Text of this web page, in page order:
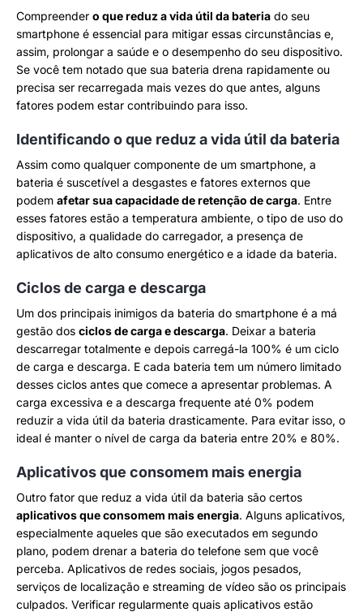
Compreender o que reduz a vida útil da bateria do seu
smartphone é essencial para mitigar essas circunstâncias e,
assim, prolongar a saúde e o desempenho do seu dispositivo.
Se você tem notado que sua bateria drena rapidamente ou
precisa ser recarregada mais vezes do que antes, alguns
fatores podem estar contribuindo para isso.
Identificando o que reduz a vida útil da bateria
Assim como qualquer componente de um smartphone, a
bateria é suscetível a desgastes e fatores externos que
podem afetar sua capacidade de retenção de carga. Entre
esses fatores estão a temperatura ambiente, o tipo de uso do
dispositivo, a qualidade do carregador, a presença de
aplicativos de alto consumo energético e a idade da bateria.
Ciclos de carga e descarga
Um dos principais inimigos da bateria do smartphone é a má
gestão dos ciclos de carga e descarga. Deixar a bateria
descarregar totalmente e depois carregá-la 100% é um ciclo
de carga e descarga. E cada bateria tem um número limitado
desses ciclos antes que comece a apresentar problemas. A
carga excessiva e a descarga frequente até 0% podem
reduzir a vida útil da bateria drasticamente. Para evitar isso, o
ideal é manter o nível de carga da bateria entre 20% e 80%.
Aplicativos que consomem mais energia
Outro fator que reduz a vida útil da bateria são certos
aplicativos que consomem mais energia. Alguns aplicativos,
especialmente aqueles que são executados em segundo
plano, podem drenar a bateria do telefone sem que você
perceba. Aplicativos de redes sociais, jogos pesados,
serviços de localização e streaming de vídeo são os principais
culpados. Verificar regularmente quais aplicativos estão